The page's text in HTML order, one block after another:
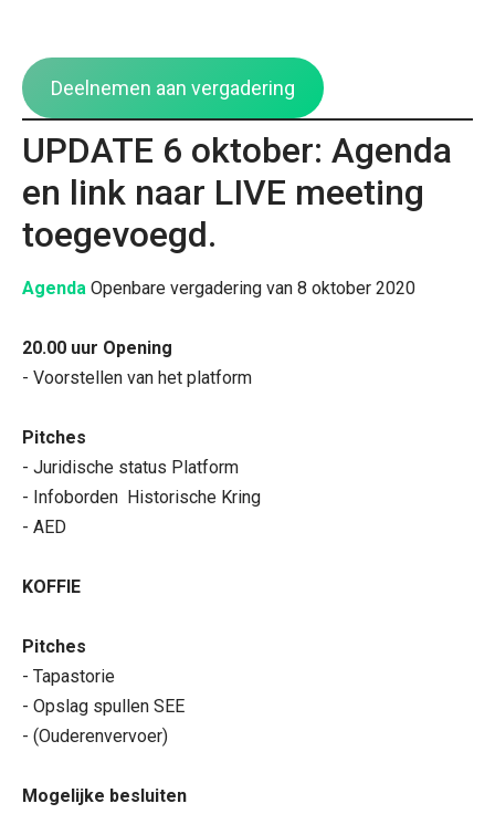
Deelnemen aan vergadering
UPDATE 6 oktober: Agenda
en link naar LIVE meeting
toegevoegd.
Agenda Openbare vergadering van 8 oktober 2020
20.00 uur Opening
- Voorstellen van het platform
Pitches
- Juridische status Platform
- Infoborden  Historische Kring
- AED
KOFFIE
Pitches
- Tapastorie
- Opslag spullen SEE
- (Ouderenvervoer)
Mogelijke besluiten